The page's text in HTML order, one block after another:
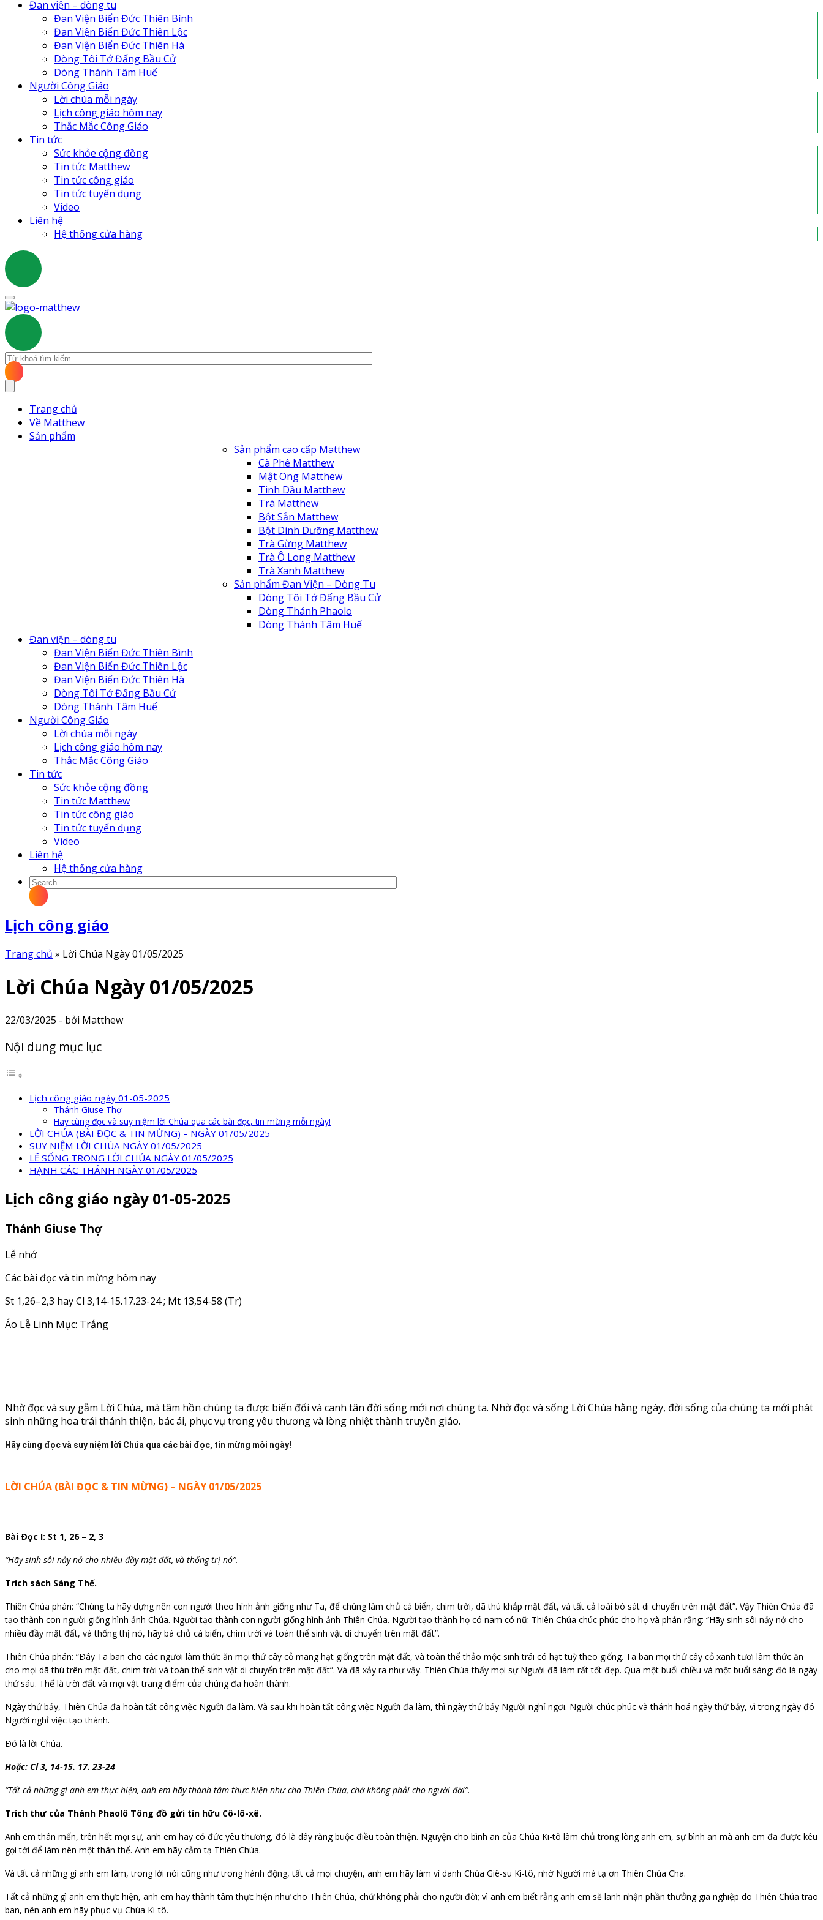
Đan viện – dòng tu
Đan Viện Biển Đức Thiên Bình
Đan Viện Biển Đức Thiên Lộc
Đan Viện Biển Đức Thiên Hà
Dòng Tôi Tớ Đấng Bầu Cử
Dòng Thánh Tâm Huế
Người Công Giáo
Lời chúa mỗi ngày
Lịch công giáo hôm nay
Thắc Mắc Công Giáo
Tin tức
Sức khỏe cộng đồng
Tin tức Matthew
Tin tức công giáo
Tin tức tuyển dụng
Video
Liên hệ
Hệ thống cửa hàng
Trang chủ
Về Matthew
Sản phẩm
Sản phẩm cao cấp Matthew
Cà Phê Matthew
Mật Ong Matthew
Tinh Dầu Matthew
Trà Matthew
Bột Sắn Matthew
Bột Dinh Dưỡng Matthew
Trà Gừng Matthew
Trà Ô Long Matthew
Trà Xanh Matthew
Sản phẩm Đan Viện – Dòng Tu
Dòng Tôi Tớ Đấng Bầu Cử
Dòng Thánh Phaolo
Dòng Thánh Tâm Huế
Đan viện – dòng tu
Đan Viện Biển Đức Thiên Bình
Đan Viện Biển Đức Thiên Lộc
Đan Viện Biển Đức Thiên Hà
Dòng Tôi Tớ Đấng Bầu Cử
Dòng Thánh Tâm Huế
Người Công Giáo
Lời chúa mỗi ngày
Lịch công giáo hôm nay
Thắc Mắc Công Giáo
Tin tức
Sức khỏe cộng đồng
Tin tức Matthew
Tin tức công giáo
Tin tức tuyển dụng
Video
Liên hệ
Hệ thống cửa hàng
Lịch công giáo
Trang chủ » Lời Chúa Ngày 01/05/2025
Lời Chúa Ngày 01/05/2025
22/03/2025 - bởi Matthew
Nội dung mục lục
Lịch công giáo ngày 01-05-2025
Thánh Giuse Thợ
Hãy cùng đọc và suy niệm lời Chúa qua các bài đọc, tin mừng mỗi ngày!
LỜI CHÚA (BÀI ĐỌC & TIN MỪNG) – NGÀY 01/05/2025
SUY NIỆM LỜI CHÚA NGÀY 01/05/2025
LẼ SỐNG TRONG LỜI CHÚA NGÀY 01/05/2025
HẠNH CÁC THÁNH NGÀY 01/05/2025
Lịch công giáo ngày 01-05-2025
Thánh Giuse Thợ
Lễ nhớ
Các bài đọc và tin mừng hôm nay
St 1,26–2,3 hay Cl 3,14-15.17.23-24 ; Mt 13,54-58 (Tr)
Áo Lễ Linh Mục: Trắng
Nhờ đọc và suy gẫm Lời Chúa, mà tâm hồn chúng ta được biến đổi và canh tân đời sống mới nơi chúng ta. Nhờ đọc và sống Lời Chúa hằng ngày, đời sống của chúng ta mới phát
sinh những hoa trái thánh thiện, bác ái, phục vụ trong yêu thương và lòng nhiệt thành truyền giáo.
Hãy cùng đọc và suy niệm lời Chúa qua các bài đọc, tin mừng mỗi ngày!
LỜI CHÚA (BÀI ĐỌC & TIN MỪNG) – NGÀY 01/05/2025
Bài Ðọc I: St 1, 26 – 2, 3
“Hãy sinh sôi nảy nở cho nhiều đầy mặt đất, và thống trị nó”.
Trích sách Sáng Thế.
Thiên Chúa phán: “Chúng ta hãy dựng nên con người theo hình ảnh giống như Ta, để chúng làm chủ cá biển, chim trời, dã thú khắp mặt đất, và tất cả loài bò sát di chuyển trên mặt đất”. Vậy Thiên Chúa đã
tạo thành con người giống hình ảnh Chúa. Người tạo thành con người giống hình ảnh Thiên Chúa. Người tạo thành họ có nam có nữ. Thiên Chúa chúc phúc cho họ và phán rằng: “Hãy sinh sôi nảy nở cho
nhiều đầy mặt đất, và thống thị nó, hãy bá chủ cá biển, chim trời và toàn thể sinh vật di chuyển trên mặt đất”.
Thiên Chúa phán: “Ðây Ta ban cho các ngươi làm thức ăn mọi thứ cây cỏ mang hạt giống trên mặt đất, và toàn thể thảo mộc sinh trái có hạt tuỳ theo giống. Ta ban mọi thứ cây cỏ xanh tươi làm thức ăn
cho mọi dã thú trên mặt đất, chim trời và toàn thể sinh vật di chuyển trên mặt đất”. Và đã xảy ra như vậy. Thiên Chúa thấy mọi sự Người đã làm rất tốt đẹp. Qua một buổi chiều và một buổi sáng: đó là ngày
thứ sáu. Thế là trời đất và mọi vật trang điểm của chúng đã hoàn thành.
Ngày thứ bảy, Thiên Chúa đã hoàn tất công việc Người đã làm. Và sau khi hoàn tất công việc Người đã làm, thì ngày thứ bảy Người nghỉ ngơi. Người chúc phúc và thánh hoá ngày thứ bảy, vì trong ngày đó
Người nghỉ việc tạo thành.
Ðó là lời Chúa.
Hoặc: Cl 3, 14-15. 17. 23-24
“Tất cả những gì anh em thực hiện, anh em hãy thành tâm thực hiện như cho Thiên Chúa, chớ không phải cho người đời”.
Trích thư của Thánh Phaolô Tông đồ gửi tín hữu Cô-lô-xê.
Anh em thân mến, trên hết mọi sự, anh em hãy có đức yêu thương, đó là dây ràng buộc điều toàn thiện. Nguyện cho bình an của Chúa Ki-tô làm chủ trong lòng anh em, sự bình an mà anh em đã được kêu
gọi tới để làm nên một thân thể. Anh em hãy cảm tạ Thiên Chúa.
Và tất cả những gì anh em làm, trong lời nói cũng như trong hành động, tất cả mọi chuyện, anh em hãy làm vì danh Chúa Giê-su Ki-tô, nhờ Người mà tạ ơn Thiên Chúa Cha.
Tất cả những gì anh em thực hiện, anh em hãy thành tâm thực hiện như cho Thiên Chúa, chứ không phải cho người đời; vì anh em biết rằng anh em sẽ lãnh nhận phần thưởng gia nghiệp do Thiên Chúa trao
ban, nên anh em hãy phục vụ Chúa Ki-tô.